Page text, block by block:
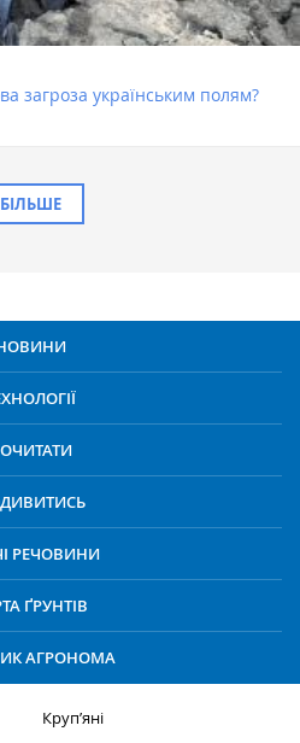
загроза українським полям?
БІЛЬШЕ
РЕЧОВИНИ
ҐРУНТІВ
АГРОНОМА
Круп’яні